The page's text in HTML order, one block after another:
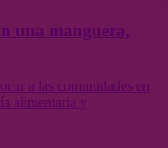
una manguera,
a las comunidades en
alimentaria y